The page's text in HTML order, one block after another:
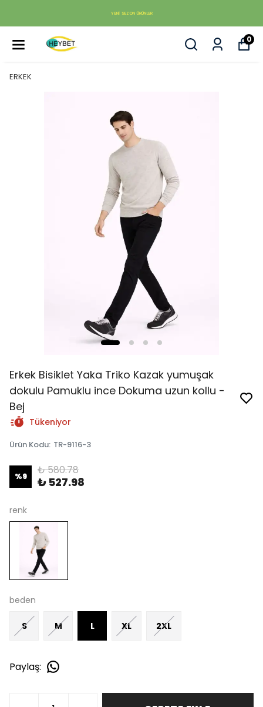
YENI SEZON ÜRÜNLER
0
ERKEK
Erkek Bisiklet Yaka Triko Kazak yumuşak
dokulu Pamuklu ince Dokuma uzun kollu -
Bej
Tükeniyor
Ürün Kodu: TR-9116-3
%9 ₺ 580.78
₺ 527.98
renk
beden
S M L XL 2XL
Paylaş: